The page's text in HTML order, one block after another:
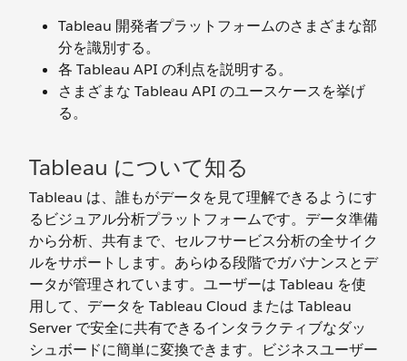
Tableau 開発者プラットフォームのさまざまな部
分を識別する。
各 Tableau API の利点を説明する。
さまざまな Tableau API のユースケースを挙げ
る。
Tableau について知る
Tableau は、誰もがデータを見て理解できるようにす
るビジュアル分析プラットフォームです。データ準備
から分析、共有まで、セルフサービス分析の全サイク
ルをサポートします。あらゆる段階でガバナンスとデ
ータが管理されています。ユーザーは Tableau を使
用して、データを Tableau Cloud または Tableau
Server で安全に共有できるインタラクティブなダッ
シュボードに簡単に変換できます。ビジネスユーザー